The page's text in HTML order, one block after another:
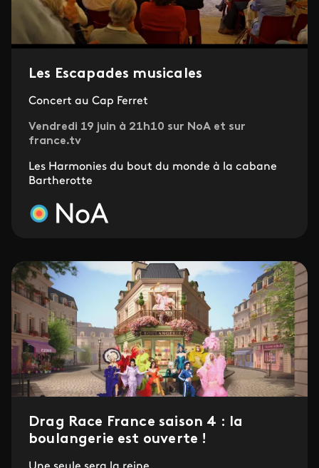
Les Escapades musicales
Concert au Cap Ferret
Vendredi 19 juin à 21h10 sur NoA et sur
france.tv
Les Harmonies du bout du monde à la cabane
Bartherotte
Drag Race France saison 4 : la
boulangerie est ouverte !